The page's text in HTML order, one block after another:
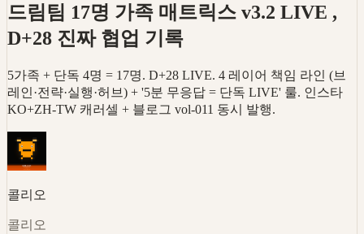
드림팀 17명 가족 매트릭스 v3.2 LIVE ,
D+28 진짜 협업 기록
5가족 + 단독 4명 = 17명. D+28 LIVE. 4 레이어 책임 라인 (브
레인·전략·실행·허브) + '5분 무응답 = 단독 LIVE' 룰. 인스타
KO+ZH-TW 캐러셀 + 블로그 vol-011 동시 발행.
콜리오
콜리오